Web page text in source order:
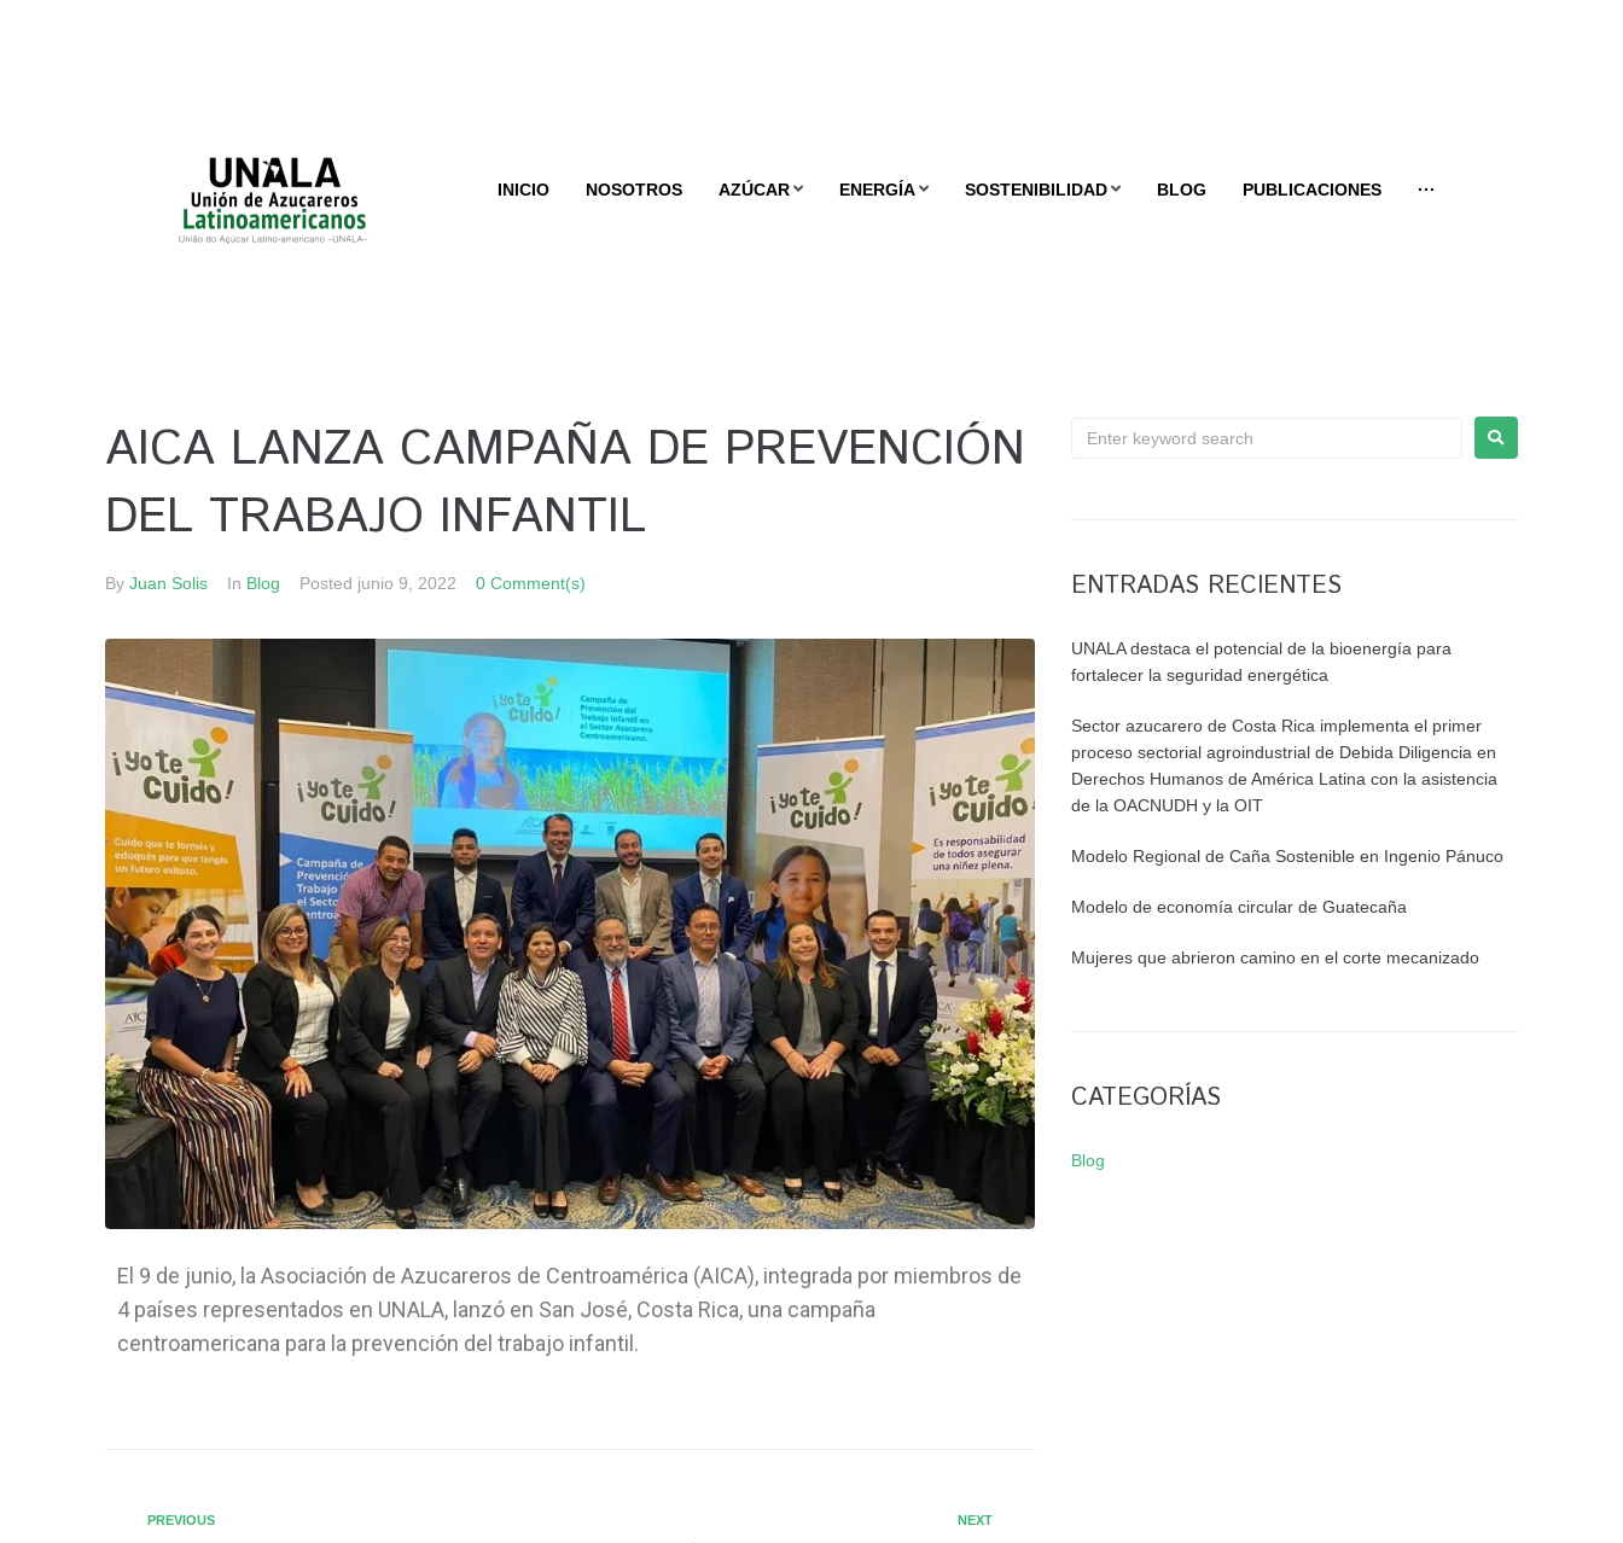
INICIO NOSOTROS AZÚCAR ENERGÍA SOSTENIBILIDAD BLOG PUBLICACIONES ···
AICA LANZA CAMPAÑA DE PREVENCIÓN
DEL TRABAJO INFANTIL​
By Juan Solis In Blog Posted junio 9, 2022 0 Comment(s)
El 9 de junio, la Asociación de Azucareros de Centroamérica (AICA), integrada por miembros de
4 países representados en UNALA, lanzó en San José, Costa Rica, una campaña
centroamericana para la prevención del trabajo infantil.
PREVIOUS NEXT
ENTRADAS RECIENTES
UNALA destaca el potencial de la bioenergía para
fortalecer la seguridad energética
Sector azucarero de Costa Rica implementa el primer
proceso sectorial agroindustrial de Debida Diligencia en
Derechos Humanos de América Latina con la asistencia
de la OACNUDH y la OIT
Modelo Regional de Caña Sostenible en Ingenio Pánuco
Modelo de economía circular de Guatecaña
Mujeres que abrieron camino en el corte mecanizado
CATEGORÍAS
Blog